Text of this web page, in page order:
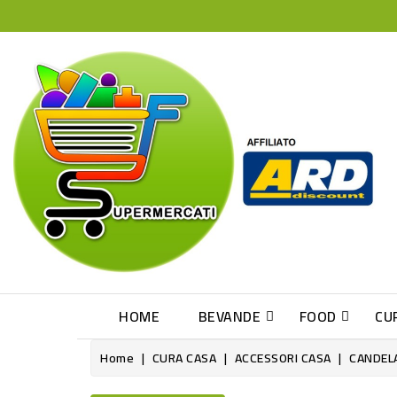
HOME BEVANDE FOOD
Home CURA CASA ACCESSORI CASA